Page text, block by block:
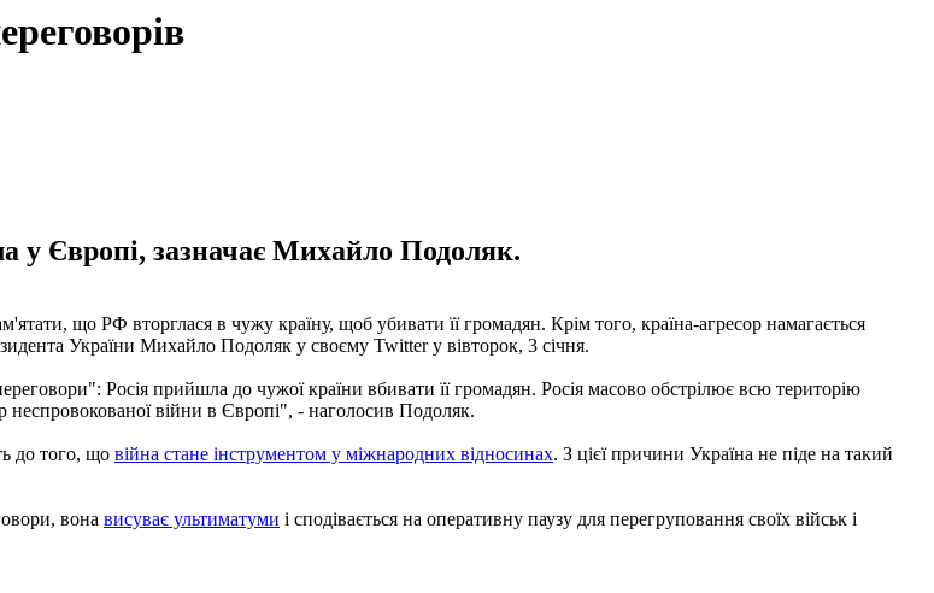
у Європі, зазначає Михайло Подоляк.
що РФ вторглася в чужу країну, щоб убивати її громадян. Крім того, країна-агресор намагається
України Михайло Подоляк у своєму Twitter у вівторок, 3 січня.
Росія прийшла до чужої країни вбивати її громадян. Росія масово обстрілює всю територію
неспровокованої війни в Європі", - наголосив Подоляк.
до того, що війна стане інструментом у міжнародних відносинах. З цієї причини Україна не піде на такий
вона висуває ультиматуми і сподівається на оперативну паузу для перегруповання своїх військ і